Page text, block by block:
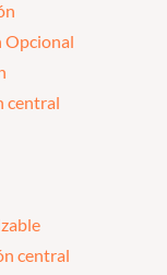
Opcional
central
central